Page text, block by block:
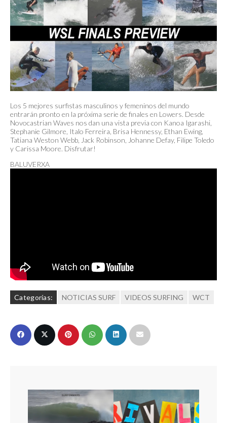
Los 5 mejores surfistas masculinos y femeninos del mundo
entrarán pronto en la próxima serie de finales en Lowers. Desde
Novocastrian Waves nos dan una vista previa con Kanoa Igarashi,
Stephanie Gilmore, Italo Ferreira, Brisa Hennessy, Ethan Ewing,
Tatiana Weston Webb, Jack Robinson, Johanne Defay, Filipe Toledo
y Carissa Moore. Disfrutar!
BALUVERXA
Categorías: NOTICIAS SURF VIDEOS SURFING WCT